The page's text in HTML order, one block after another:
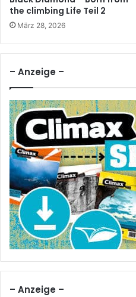
the climbing Life Teil 2
März 28, 2026
– Anzeige –
– Anzeige –